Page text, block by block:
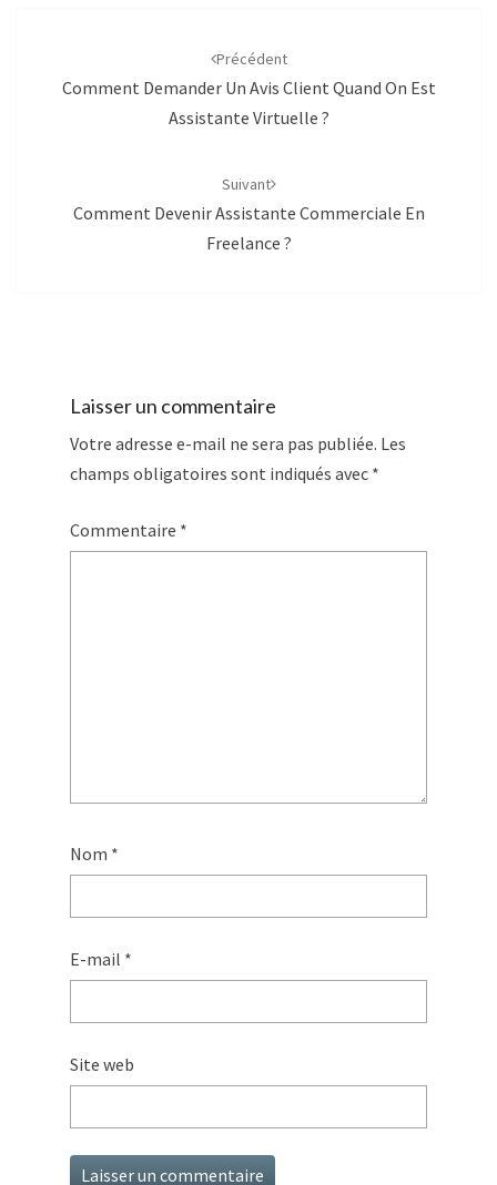
Précédent
Comment Demander Un Avis Client Quand On Est
Assistante Virtuelle ?
Suivant
Comment Devenir Assistante Commerciale En
Freelance ?
Laisser un commentaire
Votre adresse e-mail ne sera pas publiée. Les
champs obligatoires sont indiqués avec *
Commentaire *
Nom *
E-mail *
Site web